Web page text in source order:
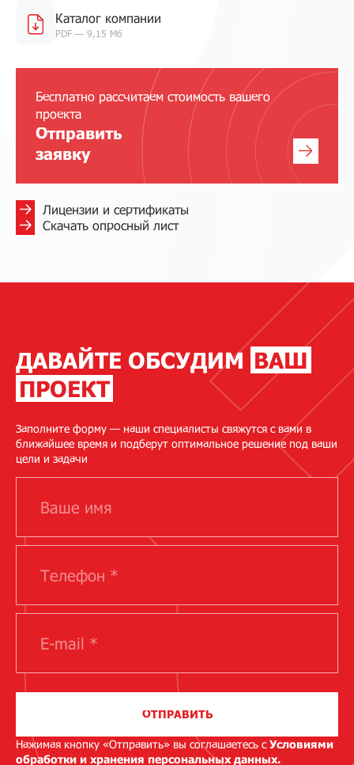
Каталог компании
PDF — 9,15 Мб
Бесплатно рассчитаем стоимость вашего
проекта
Отправить
заявку
Лицензии и сертификаты
Скачать опросный лист
ДАВАЙТЕ ОБСУДИМ ВАШ
ПРОЕКТ
Заполните форму — наши специалисты свяжутся с вами в
ближайшее время и подберут оптимальное решение под ваши
цели и задачи
ОТПРАВИТЬ
Нажимая кнопку «Отправить» вы соглашаетесь сУсловиями
обработки и хранения персональных данных.